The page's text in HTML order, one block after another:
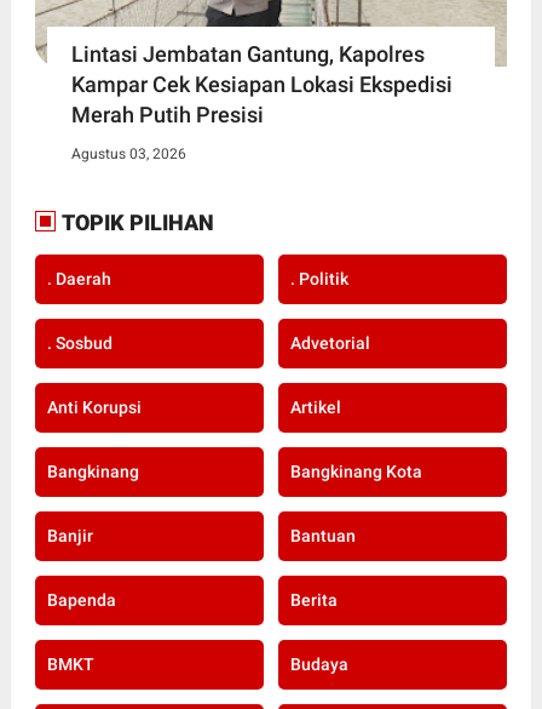
Lintasi Jembatan Gantung, Kapolres
Kampar Cek Kesiapan Lokasi Ekspedisi
Merah Putih Presisi
Agustus 03, 2026
TOPIK PILIHAN
. Daerah . Politik
. Sosbud Advetorial
Anti Korupsi Artikel
Bangkinang Bangkinang Kota
Banjir Bantuan
Bapenda Berita
BMKT Budaya